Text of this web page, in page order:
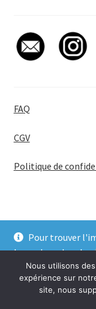
Pour trouver
barre de recherche
Ignorer
FAQ
CGV
Politique de
© BadgeGirl® 2026
Nous utilisons
expérience sur
site, nous